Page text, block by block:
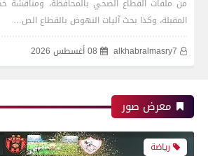
من ملفات القطاع الصحي بالمحافظة، ومناقشة
المقبلة، وكذا بحث آليات النهوض بالقطاع الص…
alkhabralmasry7
08 أغسطس 2026
معرض صور
اتحاد العاصمة الجزائرى بطلاً لكأس
الإفريقية للمرة الثانية في تاريخه
رياضة